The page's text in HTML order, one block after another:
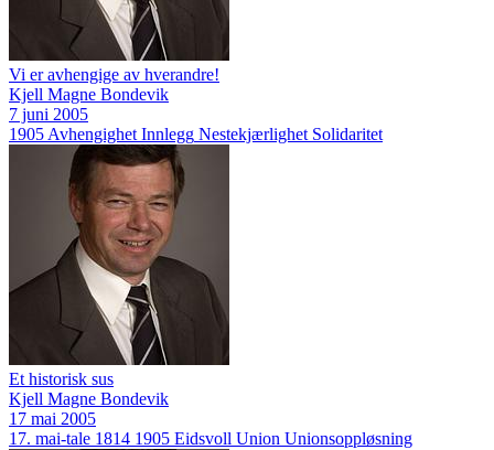
Vi er avhengige av hverandre!
Kjell Magne Bondevik
7 juni 2005
1905 Avhengighet Innlegg Nestekjærlighet Solidaritet
Et historisk sus
Kjell Magne Bondevik
17 mai 2005
17. mai-tale 1814 1905 Eidsvoll Union Unionsoppløsning